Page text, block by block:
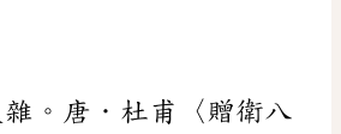
雜。唐．杜甫〈贈衛八